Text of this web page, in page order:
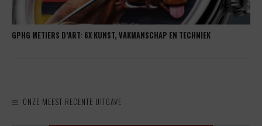
GPHG METIERS D’ART: 6X KUNST, VAKMANSCHAP EN TECHNIEK
ONZE MEEST RECENTE UITGAVE